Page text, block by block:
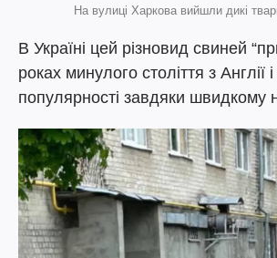
На вулиці Харкова вийшли дикі
В Україні цей різновид свиней
роках минулого століття з Англії
популярності завдяки швидкому